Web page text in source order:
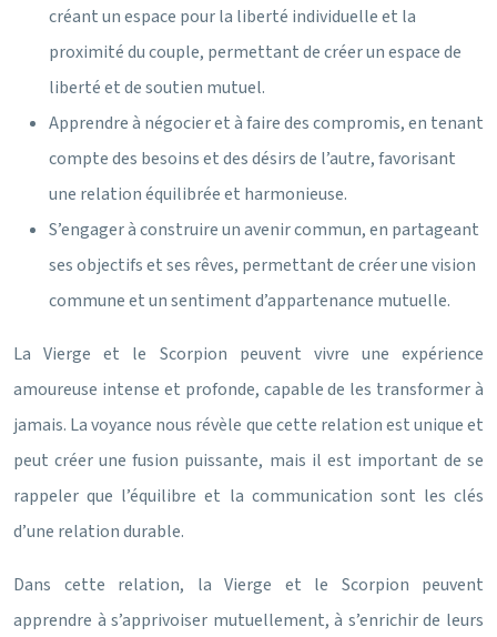
créant un espace pour la liberté individuelle et la
proximité du couple, permettant de créer un espace de
liberté et de soutien mutuel.
Apprendre à négocier et à faire des compromis, en tenant
compte des besoins et des désirs de l’autre, favorisant
une relation équilibrée et harmonieuse.
S’engager à construire un avenir commun, en partageant
ses objectifs et ses rêves, permettant de créer une vision
commune et un sentiment d’appartenance mutuelle.
La Vierge et le Scorpion peuvent vivre une expérience
amoureuse intense et profonde, capable de les transformer à
jamais. La voyance nous révèle que cette relation est unique et
peut créer une fusion puissante, mais il est important de se
rappeler que l’équilibre et la communication sont les clés
d’une relation durable.
Dans cette relation, la Vierge et le Scorpion peuvent
apprendre à s’apprivoiser mutuellement, à s’enrichir de leurs